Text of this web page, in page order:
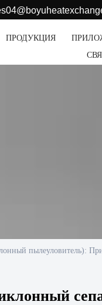
ПРОДУКЦИЯ
пылеуловитель):